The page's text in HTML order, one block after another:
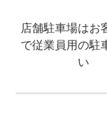
店舗駐車場はお
で従業員用の駐
い